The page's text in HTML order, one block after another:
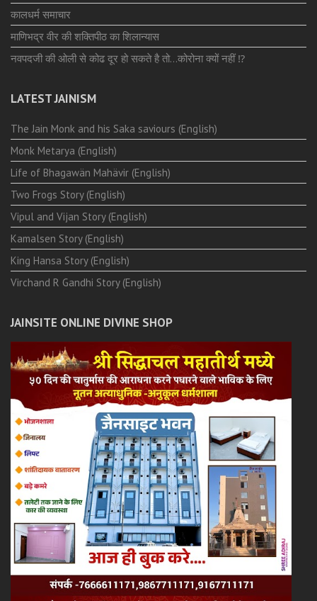
कालधर्म समाचार
माणिभद्र वीर की शक्तिपीठ का शिलान्यास
नवपदजी की ओली से कोढ दूर हो सकते है तो…कोरोना क्यों नहीं ⁉️
LATEST JAINISM
The Jain Monk and his Saka saviours (English)
Monk Metarya (English)
Life of Bhagawän Mahävir (English)
Two Frogs Story (English)
Vipul and Vijan Story (English)
Kamalsen Story (English)
King Hansa Story (English)
Virchand R Gandhi Story (English)
JAINSITE ONLINE DIVINE SHOP